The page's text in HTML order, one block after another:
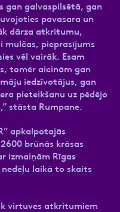
gan galvaspilsētā, gan
pavasara un
dārza atkritumu,
mulčas, pieprasījums
vēl vairāk. Esam
tomēr aicinām gan
iedzīvotājus, gan
pieteikšanu uz pēdējo
stāsta Rumpane.
apkalpotajās
brūnās krāsas
izmaiņām Rīgas
laikā to skaits
virtuves atkritumiem